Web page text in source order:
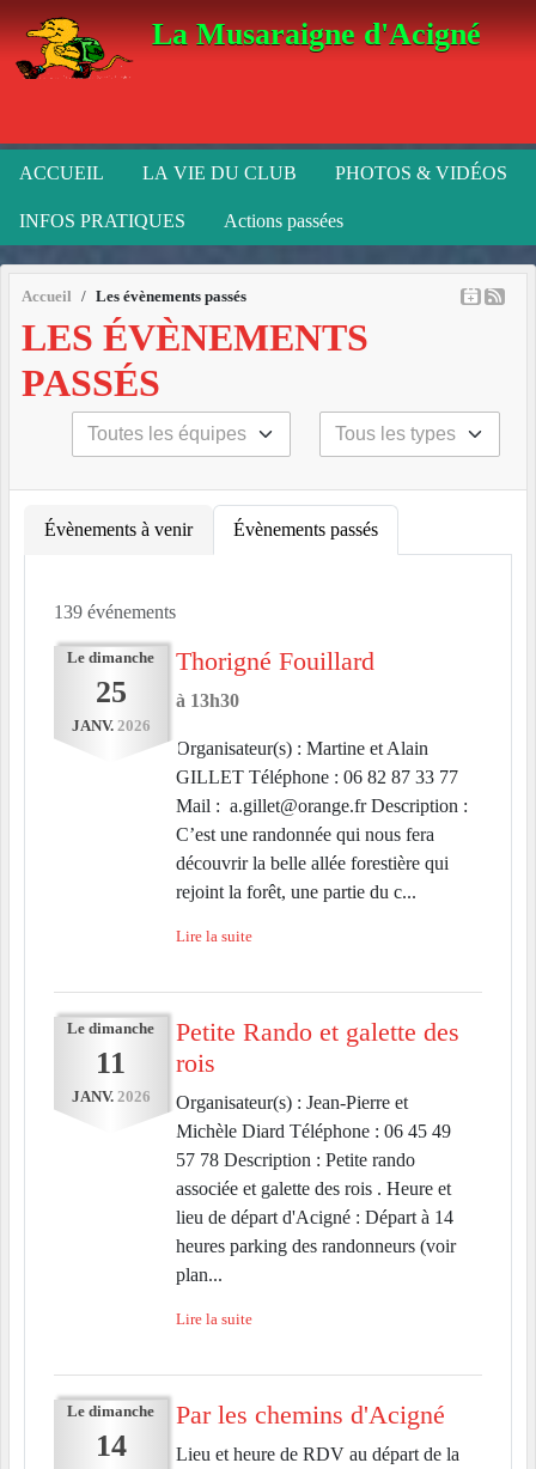
La Musaraigne d'Acigné
ACCUEIL LA VIE DU CLUB PHOTOS & VIDÉOS
INFOS PRATIQUES Actions passées
Accueil Les évènements passés
LES ÉVÈNEMENTS
PASSÉS
Évènements à venir Évènements passés
139 événements
Le dimanche
25
JANV. 2026
Thorigné Fouillard
à 13h30
Organisateur(s) : Martine et Alain
GILLET Téléphone : 06 82 87 33 77
Mail : a.gillet@orange.fr Description :
C’est une randonnée qui nous fera
découvrir la belle allée forestière qui
rejoint la forêt, une partie du c...
Lire la suite
Le dimanche
11
JANV. 2026
Petite Rando et galette des
rois
Organisateur(s) : Jean-Pierre et
Michèle Diard Téléphone : 06 45 49
57 78 Description : Petite rando
associée et galette des rois . Heure et
lieu de départ d'Acigné : Départ à 14
heures parking des randonneurs (voir
plan...
Lire la suite
Le dimanche
14
Par les chemins d'Acigné
Lieu et heure de RDV au départ de la
Panneau de gestion des cookies